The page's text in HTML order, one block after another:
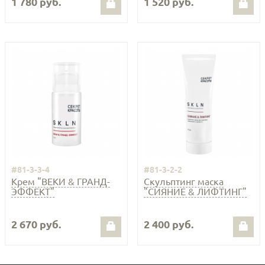
#81-3-3-4
Крем "ВЕКИ & ГРАНД-
ЭФФЕКТ"
2 670 руб.
#81-3-2-2
Скульптинг маска
"СИЯНИЕ & ЛИФТИНГ"
2 400 руб.